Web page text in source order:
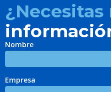
¿Necesitas
Nombre
Empresa